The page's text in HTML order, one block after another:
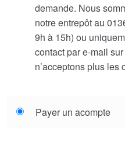
demande. Nous
notre entrepôt au
9h à 15h) ou
contact par e-mail
n’acceptons plus les
your
Payer un acompte